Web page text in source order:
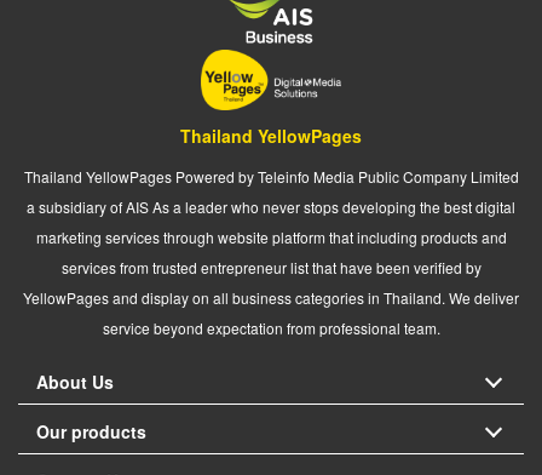
Thailand YellowPages
Thailand YellowPages Powered by Teleinfo Media Public Company Limited
a subsidiary of AIS As a leader who never stops developing the best digital
marketing services through website platform that including products and
services from trusted entrepreneur list that have been verified by
YellowPages and display on all business categories in Thailand. We deliver
service beyond expectation from professional team.
About Us
Our products